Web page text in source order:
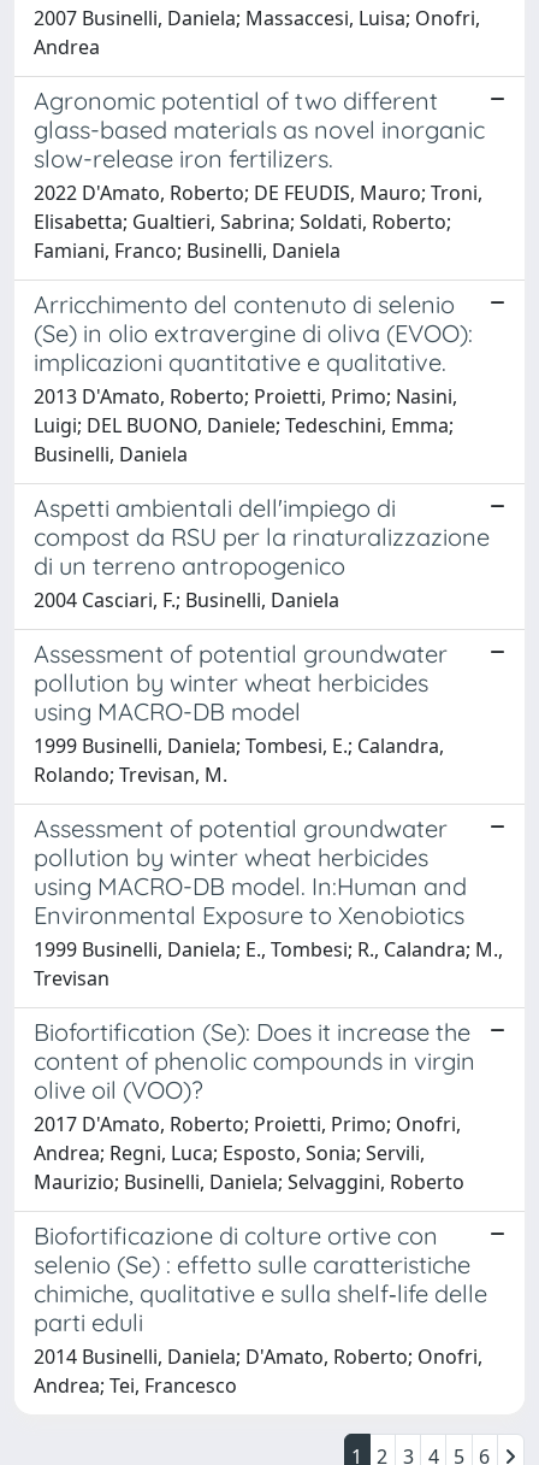
2007 Businelli, Daniela; Massaccesi, Luisa; Onofri,
Andrea
Agronomic potential of two different
glass-based materials as novel inorganic
slow-release iron fertilizers.
2022 D'Amato, Roberto; DE FEUDIS, Mauro; Troni,
Elisabetta; Gualtieri, Sabrina; Soldati, Roberto;
Famiani, Franco; Businelli, Daniela
Arricchimento del contenuto di selenio
(Se) in olio extravergine di oliva (EVOO):
implicazioni quantitative e qualitative.
2013 D'Amato, Roberto; Proietti, Primo; Nasini,
Luigi; DEL BUONO, Daniele; Tedeschini, Emma;
Businelli, Daniela
Aspetti ambientali dell'impiego di
compost da RSU per la rinaturalizzazione
di un terreno antropogenico
2004 Casciari, F.; Businelli, Daniela
Assessment of potential groundwater
pollution by winter wheat herbicides
using MACRO-DB model
1999 Businelli, Daniela; Tombesi, E.; Calandra,
Rolando; Trevisan, M.
Assessment of potential groundwater
pollution by winter wheat herbicides
using MACRO-DB model. In:Human and
Environmental Exposure to Xenobiotics
1999 Businelli, Daniela; E., Tombesi; R., Calandra; M.,
Trevisan
Biofortification (Se): Does it increase the
content of phenolic compounds in virgin
olive oil (VOO)?
2017 D'Amato, Roberto; Proietti, Primo; Onofri,
Andrea; Regni, Luca; Esposto, Sonia; Servili,
Maurizio; Businelli, Daniela; Selvaggini, Roberto
Biofortificazione di colture ortive con
selenio (Se) : effetto sulle caratteristiche
chimiche, qualitative e sulla shelf‐life delle
parti eduli
2014 Businelli, Daniela; D'Amato, Roberto; Onofri,
Andrea; Tei, Francesco
1 2 3 4 5 6